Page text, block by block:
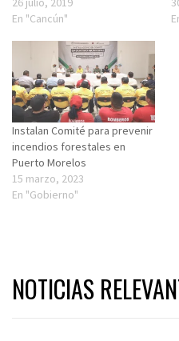
En "Cancún"
Instalan Comité para prevenir
incendios forestales en
Puerto Morelos
15 marzo, 2023
En "Gobierno"
NOTICIAS